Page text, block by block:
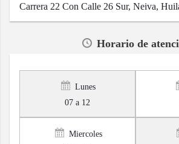
Carrera 22 Con Calle 26 Sur, Neiva,
Horario de
Lunes
07 a 12
Miercoles